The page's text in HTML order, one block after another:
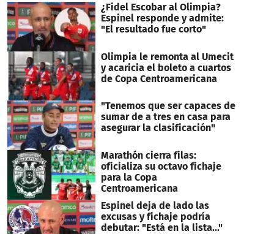
¿Fidel Escobar al Olimpia?
Espinel responde y admite:
"El resultado fue corto"
Olimpia le remonta al Umecit
y acaricia el boleto a cuartos
de Copa Centroamericana
"Tenemos que ser capaces de
sumar de a tres en casa para
asegurar la clasificación"
Marathón cierra filas:
oficializa su octavo fichaje
para la Copa
Centroamericana
Espinel deja de lado las
excusas y fichaje podría
debutar: "Está en la lista..."